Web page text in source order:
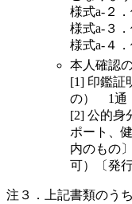
様式a-２
様式a-３
様式a-４
本人確認
[1] 印鑑証
の） 1通
[2] 公的身
ポート、
内のもの
可）〔発
注３．上記書類のう